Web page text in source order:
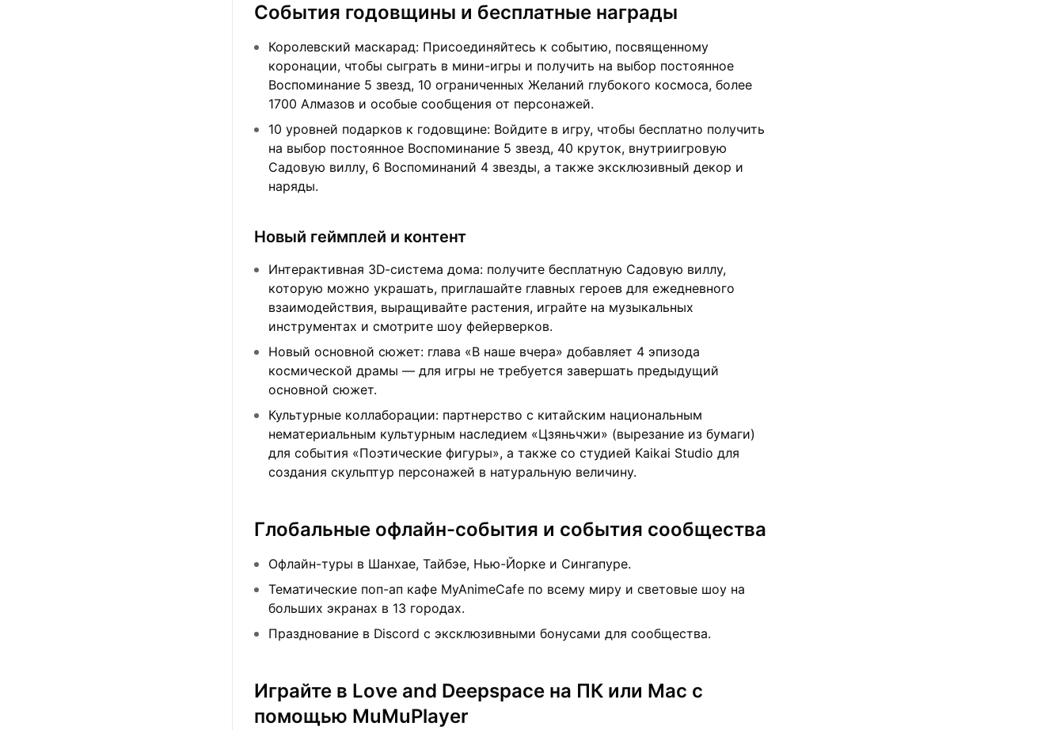
События годовщины и бесплатные награды
Королевский маскарад: Присоединяйтесь к событию, посвященному
коронации, чтобы сыграть в мини-игры и получить на выбор постоянное
Воспоминание 5 звезд, 10 ограниченных Желаний глубокого космоса, более
1700 Алмазов и особые сообщения от персонажей.
10 уровней подарков к годовщине: Войдите в игру, чтобы бесплатно получить
на выбор постоянное Воспоминание 5 звезд, 40 круток, внутриигровую
Садовую виллу, 6 Воспоминаний 4 звезды, а также эксклюзивный декор и
наряды.
Новый геймплей и контент
Интерактивная 3D-система дома: получите бесплатную Садовую виллу,
которую можно украшать, приглашайте главных героев для ежедневного
взаимодействия, выращивайте растения, играйте на музыкальных
инструментах и смотрите шоу фейерверков.
Новый основной сюжет: глава «В наше вчера» добавляет 4 эпизода
космической драмы — для игры не требуется завершать предыдущий
основной сюжет.
Культурные коллаборации: партнерство с китайским национальным
нематериальным культурным наследием «Цзяньчжи» (вырезание из бумаги)
для события «Поэтические фигуры», а также со студией Kaikai Studio для
создания скульптур персонажей в натуральную величину.
Глобальные офлайн-события и события сообщества
Офлайн-туры в Шанхае, Тайбэе, Нью-Йорке и Сингапуре.
Тематические поп-ап кафе MyAnimeCafe по всему миру и световые шоу на
больших экранах в 13 городах.
Празднование в Discord с эксклюзивными бонусами для сообщества.
Играйте в Love and Deepspace на ПК или Mac с
помощью MuMuPlayer